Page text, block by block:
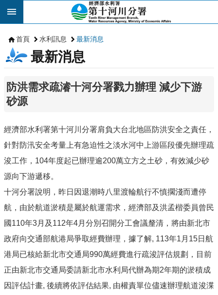
跳到主要內容區塊
首頁 水利訊息 最新消息
最新消息
防洪需求疏濬十河分署戮力辦理 減少下游
砂源
經濟部水利署第十河川分署肩負大台北地區防洪安全之責任，
針對防汛安全考量上有急迫性之淡水河中上游區段優先辦理疏
浚工作，104年度起已辦理逾200萬立方之土砂，有效減少砂
源向下游遞移。
十河分署說明，昨日因退潮時八里渡輪航行不慎擱淺而遭停
航，由於航道淤積是屬於航運需求，經濟部及洪孟楷委員曾民
國110年3月及112年4月分別召開分工會議釐清，將由新北市
政府向交通部航港局爭取經費辦理，據了解, 113年1月15日航
港局已核給新北市交通局990萬經費進行疏浚評估規劃，目前
正由新北市交通局委請新北市水利局代辦為期2年期的淤積成
因評估計畫, 後續將依評估結果, 由權責單位儘速辦理航道浚渫